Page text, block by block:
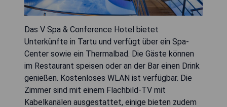
Das V Spa & Conference Hotel bietet
Unterkünfte in Tartu und verfügt über ein Spa-
Center sowie ein Thermalbad. Die Gäste können
im Restaurant speisen oder an der Bar einen Drink
genießen. Kostenloses WLAN ist verfügbar. Die
Zimmer sind mit einem Flachbild-TV mit
Kabelkanälen ausgestattet, einige bieten zudem